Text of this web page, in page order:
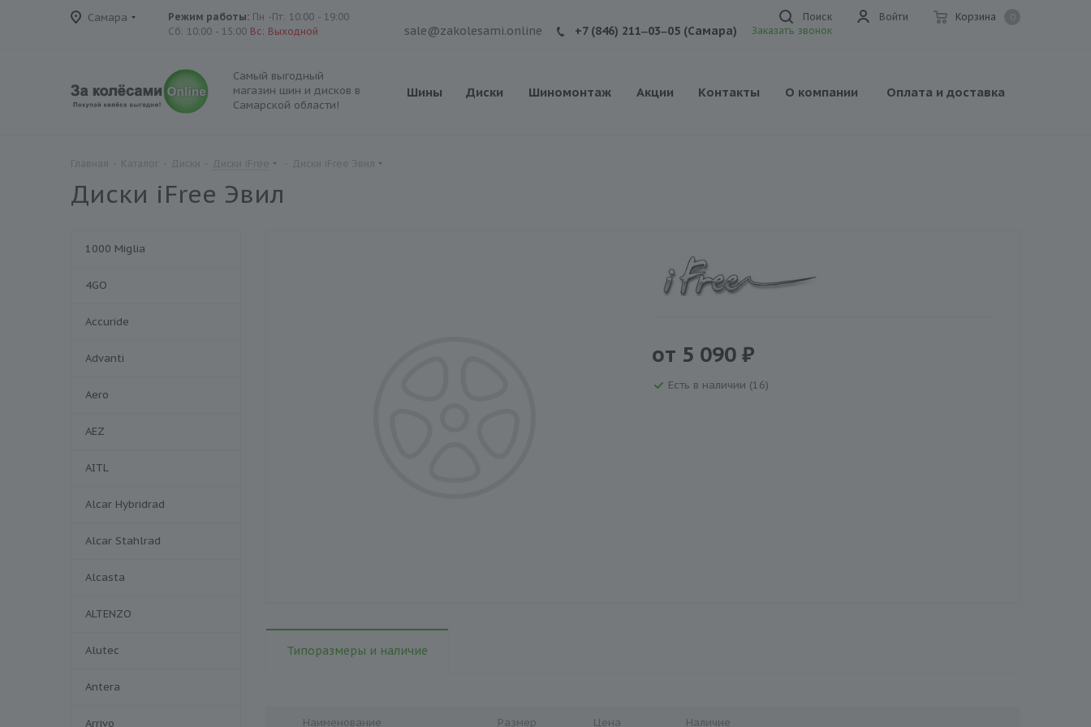
Самара Корзина
Войти
Режим работы: Пн -Пт: 10:00 - 19:00
Сб: 10:00 - 15:00 Вс: Выходной
Поиск
sale@zakolesami.online +7 (846) 211‒03‒05 (Самара) Заказать звонок
Самый выгодный
магазин шин и дисков в
Самарской области!
Шины Диски Шиномонтаж Акции Контакты О компании Оплата и доставка
Диски iFree Эвил
от 5 090 ₽
Есть в наличии (16)
Типоразмеры и наличие
Наименование Размер Цена Наличие
1000 Miglia
4GO
Accuride
Advanti
Aero
AEZ
AITL
Alcar Hybridrad
Alcar Stahlrad
Alcasta
ALTENZO
Alutec
Antera
Arrivo